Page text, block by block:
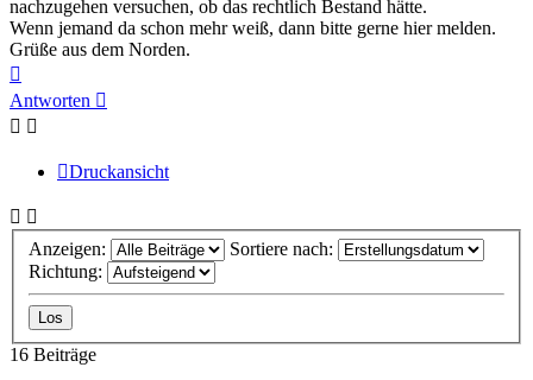
nachzugehen versuchen, ob das rechtlich Bestand hätte.
Wenn jemand da schon mehr weiß, dann bitte gerne hier melden.
Grüße aus dem Norden.
oben
Antworten
Druckansicht
Anzeigen:
Sortiere nach:
Richtung:
16 Beiträge